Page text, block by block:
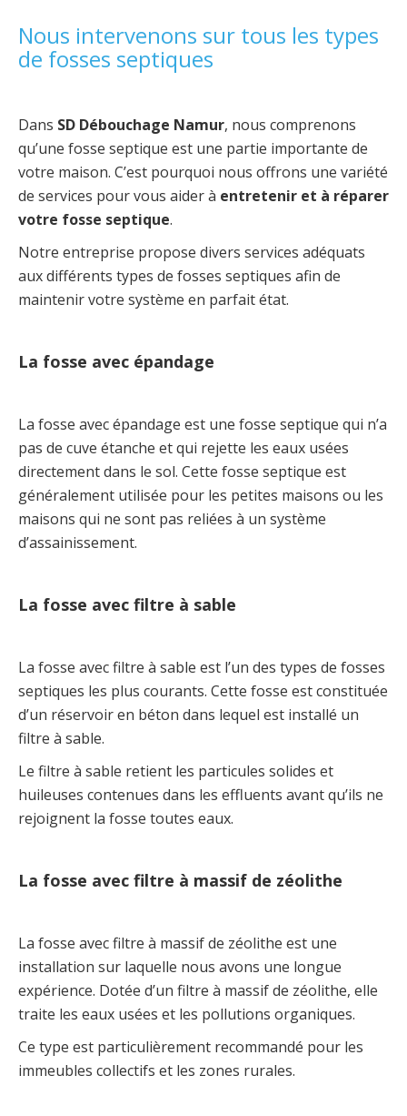
Nous intervenons sur tous les types
de fosses septiques
Dans SD Débouchage Namur, nous comprenons
qu’une fosse septique est une partie importante de
votre maison. C’est pourquoi nous offrons une variété
de services pour vous aider à entretenir et à réparer
votre fosse septique.
Notre entreprise propose divers services adéquats
aux différents types de fosses septiques afin de
maintenir votre système en parfait état.
La fosse avec épandage
La fosse avec épandage est une fosse septique qui n’a
pas de cuve étanche et qui rejette les eaux usées
directement dans le sol. Cette fosse septique est
généralement utilisée pour les petites maisons ou les
maisons qui ne sont pas reliées à un système
d’assainissement.
La fosse avec filtre à sable
La fosse avec filtre à sable est l’un des types de fosses
septiques les plus courants. Cette fosse est constituée
d’un réservoir en béton dans lequel est installé un
filtre à sable.
Le filtre à sable retient les particules solides et
huileuses contenues dans les effluents avant qu’ils ne
rejoignent la fosse toutes eaux.
La fosse avec filtre à massif de zéolithe
La fosse avec filtre à massif de zéolithe est une
installation sur laquelle nous avons une longue
expérience. Dotée d’un filtre à massif de zéolithe, elle
traite les eaux usées et les pollutions organiques.
Ce type est particulièrement recommandé pour les
immeubles collectifs et les zones rurales.